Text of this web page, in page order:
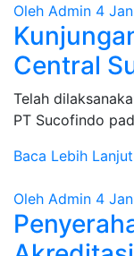
Oleh Admin 4
Central
Telah
PT Sucofindo
Baca Lebih Lanjut
Oleh Admin 4